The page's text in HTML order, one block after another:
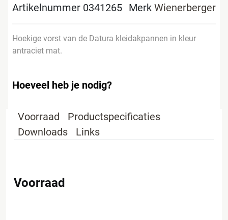
Artikelnummer 0341265 Merk Wienerberger
Hoekige vorst van de Datura kleidakpannen in kleur
antraciet mat.
Hoeveel heb je nodig?
Voorraad
Productspecificaties
Downloads
Links
Voorraad